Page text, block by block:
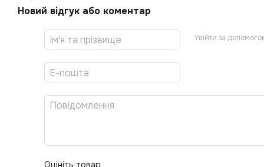
Новий відгук або коментар
Увійти за
Оцініть товар